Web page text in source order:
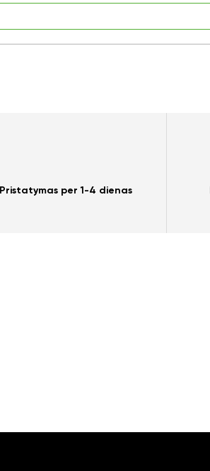
Pristatymas per 1-4 dienas